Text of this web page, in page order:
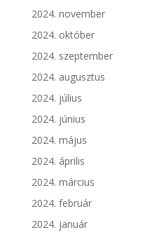
2024. november
2024. október
2024. szeptember
2024. augusztus
2024. július
2024. június
2024. május
2024. április
2024. március
2024. február
2024. január